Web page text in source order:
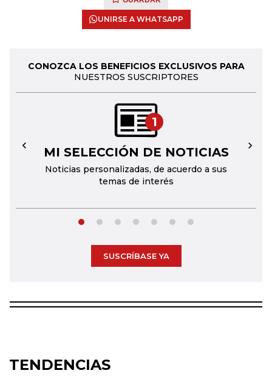
UNIRSE A WHATSAPP
CONOZCA LOS BENEFICIOS EXCLUSIVOS PARA
NUESTROS SUSCRIPTORES
1
MI SELECCIÓN DE NOTICIAS
Noticias personalizadas, de acuerdo a sus
temas de interés
← →
SUSCRÍBASE YA
TENDENCIAS